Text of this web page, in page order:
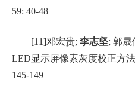
59: 40-48
[11]邓宏贵; 李志坚; 郭晟
LED显示屏像素灰度校正方法
145-149